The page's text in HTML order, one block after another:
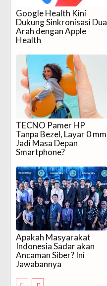
Google Health Kini
Dukung Sinkronisasi Dua
Arah dengan Apple
Health
TECNO Pamer HP
Tanpa Bezel, Layar 0 mm
Jadi Masa Depan
Smartphone?
Apakah Masyarakat
Indonesia Sadar akan
Ancaman Siber? Ini
Jawabannya